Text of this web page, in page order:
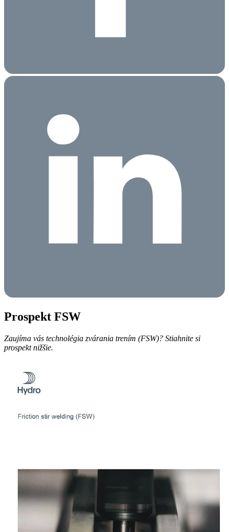
Prospekt FSW
Zaujíma vás technolégia zvárania trením (FSW)? Stiahnite si
prospekt nižšie.